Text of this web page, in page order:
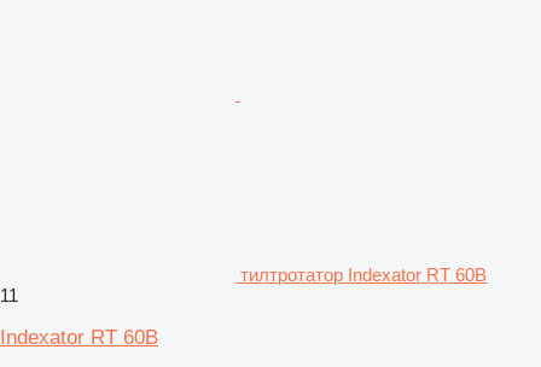
тилтротатор Indexator RT 60B
11
Indexator RT 60B